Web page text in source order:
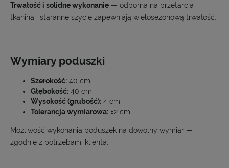
Trwałość i solidne wykonanie — odporna na przetarcia
tkanina i staranne szycie zapewniają wielosezonową trwałość.
Wymiary poduszki
Szerokość: 40 cm
Głębokość: 40 cm
Wysokość (grubość): 4 cm
Tolerancja wymiarowa: ±2 cm
Możliwość wykonania poduszek na dowolny wymiar —
zgodnie z potrzebami klienta.